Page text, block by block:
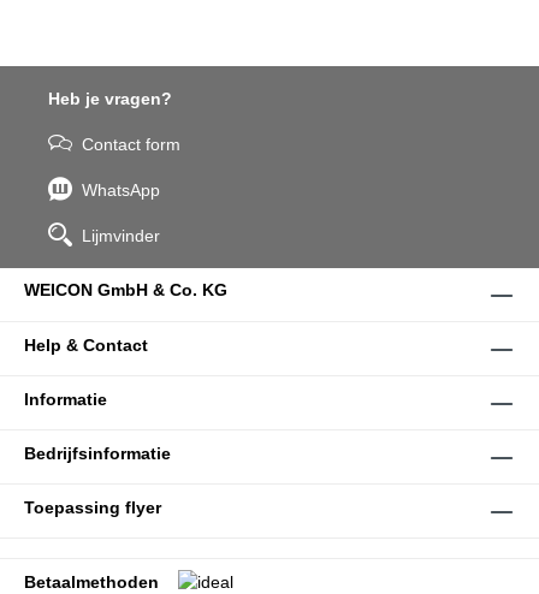
Heb je vragen?
Contact form
WhatsApp
Lijmvinder
WEICON GmbH & Co. KG
Help & Contact
Informatie
Bedrijfsinformatie
Toepassing flyer
Betaalmethoden